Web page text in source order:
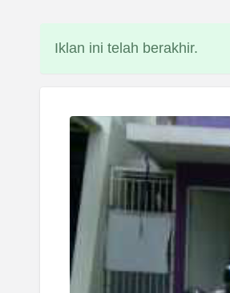
Iklan ini telah berakhir.